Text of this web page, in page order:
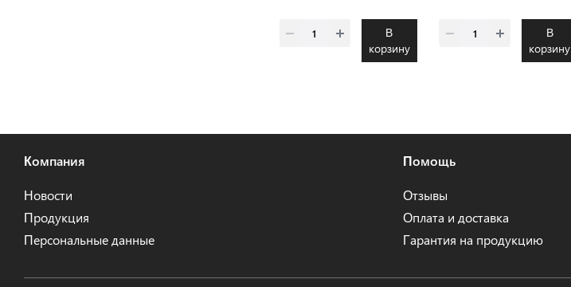
В
корзину
В
корзину
Компания
Новости
Продукция
Персональные данные
Помощь
Отзывы
Оплата и доставка
Гарантия на продукцию